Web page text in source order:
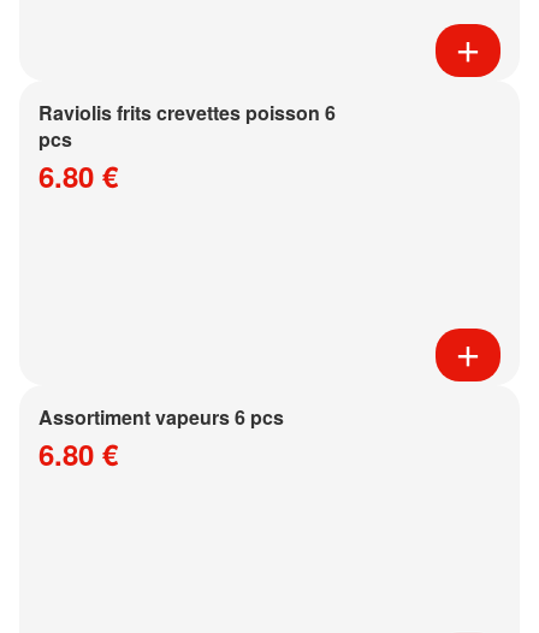
Raviolis frits crevettes poisson 6
pcs
6.80 €
Assortiment vapeurs 6 pcs
6.80 €